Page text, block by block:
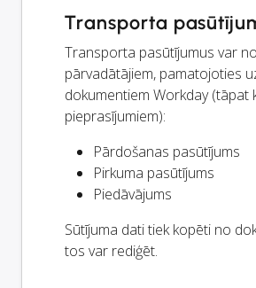
Transporta
Transporta pasūtījumus var
pārvadātājiem, pamatojoties
dokumentiem Workday (tāpat
pieprasījumiem):
Pārdošanas pasūtījums
Pirkuma pasūtījums
Piedāvājums
Sūtījuma dati tiek kopēti no
tos var rediģēt.